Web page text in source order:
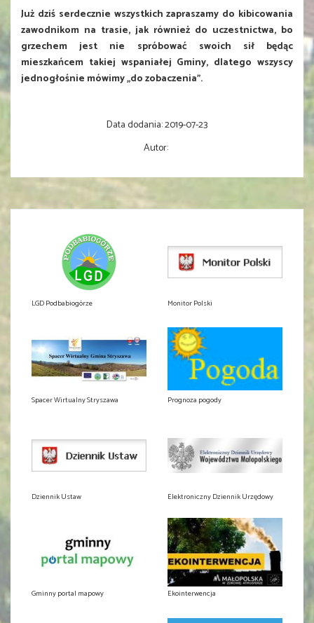
Już dziś serdecznie wszystkich zapraszamy do kibicowania
zawodnikom na trasie, jak również do uczestnictwa, bo
grzechem jest nie spróbować swoich sił będąc
mieszkańcem takiej wspaniałej Gminy, dlatego wszyscy
jednogłośnie mówimy „do zobaczenia”.
Data dodania:2019-07-23
Autor:
LGD Podbabiogórze Monitor Polski
Spacer Wirtualny Stryszawa Prognoza pogody
Dziennik Ustaw Elektroniczny Dziennik Urzędowy
Gminny portal mapowy Ekointerwencja